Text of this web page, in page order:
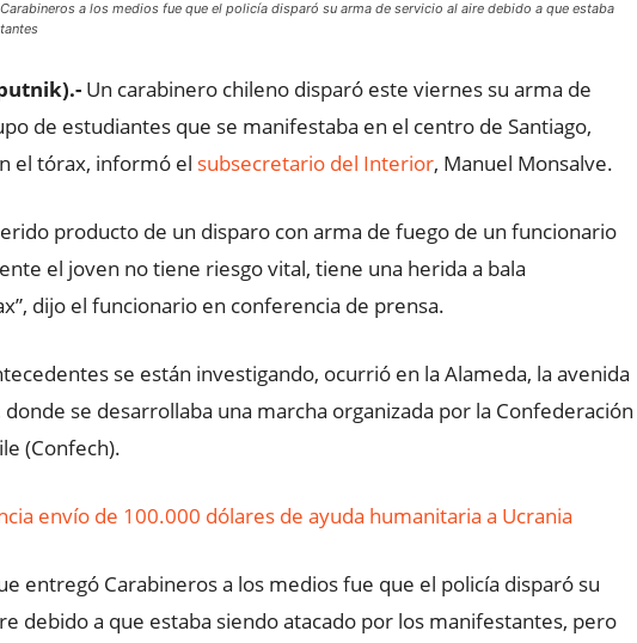
a los medios fue que el policía disparó su arma de servicio al aire debido a que estaba
Un carabinero chileno disparó este viernes su arma de
de estudiantes que se manifestaba en el centro de Santiago,
el tórax, informó el subsecretario del Interior, Manuel Monsalve.
producto de un disparo con arma de fuego de un funcionario
el joven no tiene riesgo vital, tiene una herida a bala
dijo el funcionario en conferencia de prensa.
se están investigando, ocurrió en la Alameda, la avenida
se desarrollaba una marcha organizada por la Confederación
(Confech).
envío de 100.000 dólares de ayuda humanitaria a Ucrania
entregó Carabineros a los medios fue que el policía disparó su
debido a que estaba siendo atacado por los manifestantes, pero